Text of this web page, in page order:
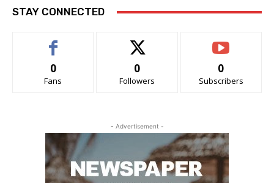
STAY CONNECTED
0
Fans
0
Followers
0
Subscribers
- Advertisement -